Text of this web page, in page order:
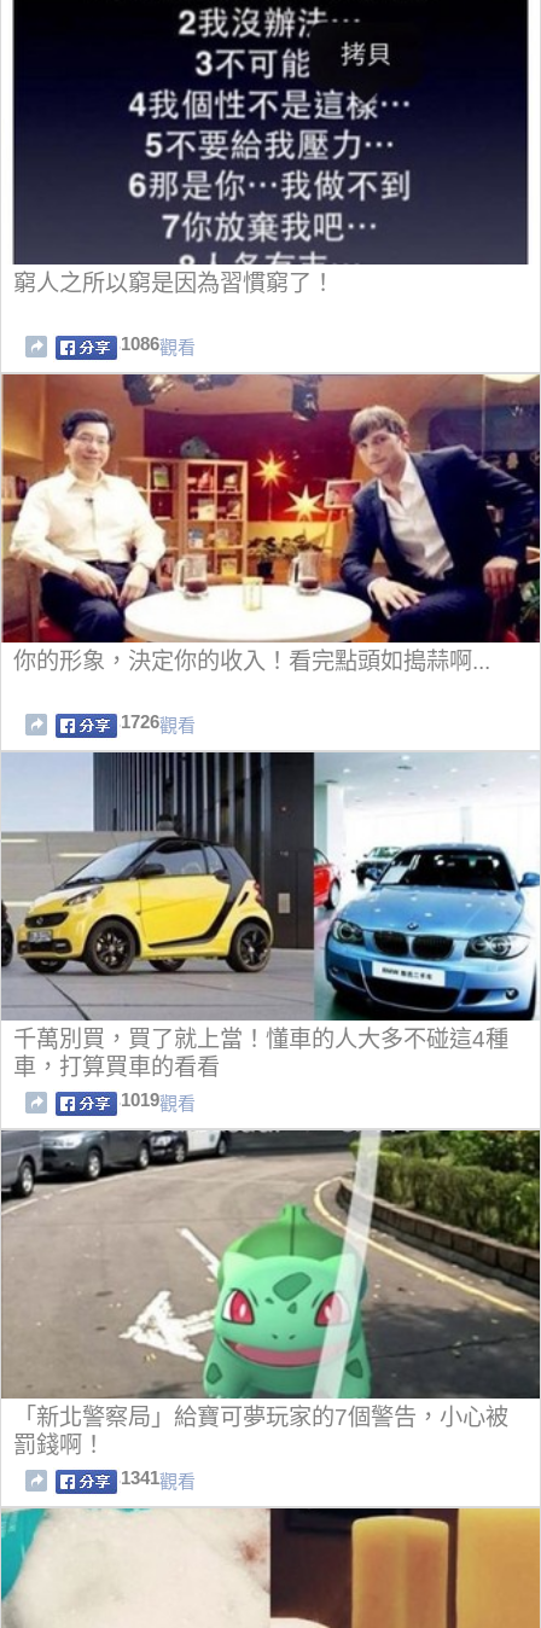
窮人之所以窮是因為習慣窮了！
1086觀看
你的形象，決定你的收入！看完點頭如搗蒜啊...
1726觀看
千萬別買，買了就上當！懂車的人大多不碰這4種
車，打算買車的看看
1019觀看
「新北警察局」給寶可夢玩家的7個警告，小心被
罰錢啊！
1341觀看